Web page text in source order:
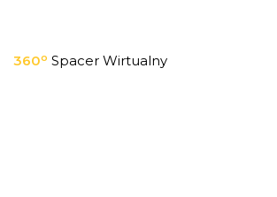
360o Spacer Wirtualny